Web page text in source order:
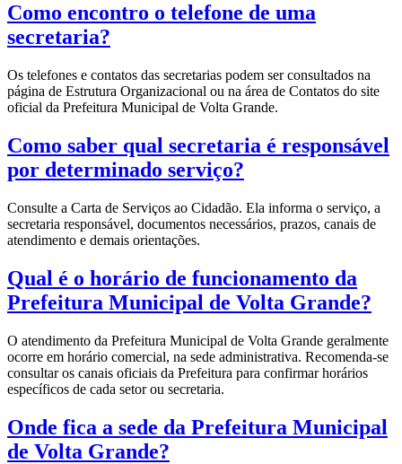
Como encontro o telefone de uma
secretaria?
Os telefones e contatos das secretarias podem ser consultados na
página de Estrutura Organizacional ou na área de Contatos do site
oficial da Prefeitura Municipal de Volta Grande.
Como saber qual secretaria é responsável
por determinado serviço?
Consulte a Carta de Serviços ao Cidadão. Ela informa o serviço, a
secretaria responsável, documentos necessários, prazos, canais de
atendimento e demais orientações.
Qual é o horário de funcionamento da
Prefeitura Municipal de Volta Grande?
O atendimento da Prefeitura Municipal de Volta Grande geralmente
ocorre em horário comercial, na sede administrativa. Recomenda-se
consultar os canais oficiais da Prefeitura para confirmar horários
específicos de cada setor ou secretaria.
Onde fica a sede da Prefeitura Municipal
de Volta Grande?